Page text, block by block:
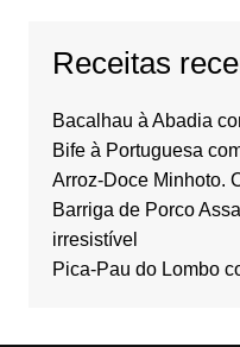
Receitas
Bacalhau à Abadia
Bife à Portuguesa
Arroz-Doce Minhoto.
Barriga de Porco
irresistível
Pica-Pau do Lombo